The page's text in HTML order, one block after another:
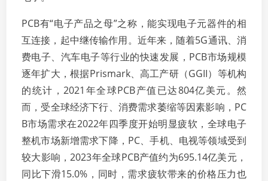
PCB有“电子产品之母”之称，能实现电子元器件的相
互连接，起中继传输作用。近年来，随着5G通讯、消
费电子、汽车电子等行业的快速发展，PCB市场规模
逐年扩大，根据Prismark、高工产研（GGII）等机构
的统计，2021年全球PCB产值已达804亿美元。然
而，受全球经济下行、消费需求萎缩等因素影响，PC
B市场需求在2022年四季度开始明显疲软，全球电子
整机市场新增需求下降，PC、手机、电视等领域受到
较大影响，2023年全球PCB产值约为695.14亿美元，
同比下滑15.0%，同时，需求疲软带来的价格压力也